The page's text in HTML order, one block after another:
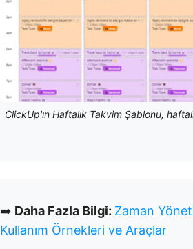
ClickUp'ın Haftalık Takvim Şablonu,
➡️ Daha Fazla Bilgi: Zaman
Kullanım Örnekleri ve Araçlar